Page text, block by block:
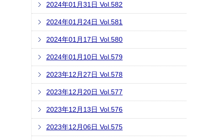
2024年01月31日 Vol.582
2024年01月24日 Vol.581
2024年01月17日 Vol.580
2024年01月10日 Vol.579
2023年12月27日 Vol.578
2023年12月20日 Vol.577
2023年12月13日 Vol.576
2023年12月06日 Vol.575